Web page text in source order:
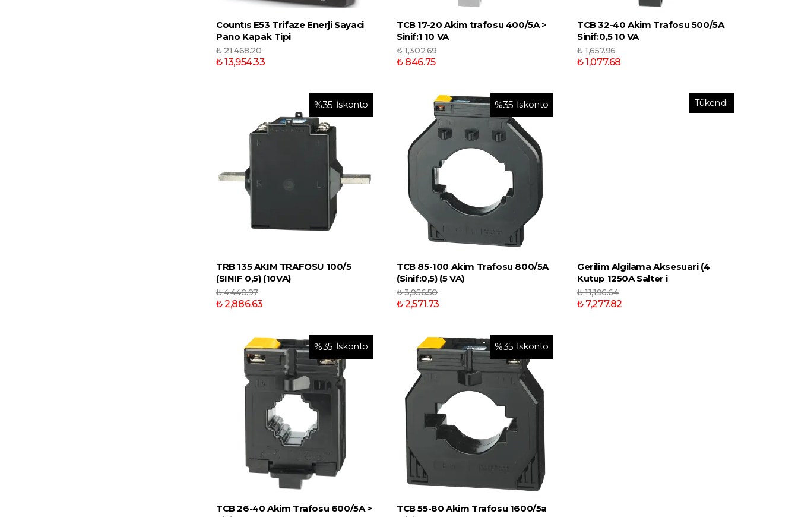
Countıs E53 Trifaze Enerji Sayaci
Pano Kapak Tipi
₺ 21,468.20
₺ 13,954.33
TCB 17-20 Akim trafosu 400/5A >
Sinif:1 10 VA
₺ 1,302.69
₺ 846.75
TCB 32-40 Akim Trafosu 500/5A
Sinif:0,5 10 VA
₺ 1,657.96
₺ 1,077.68
%35 İskonto
TRB 135 AKIM TRAFOSU 100/5
(SINIF 0,5) (10VA)
₺ 4,440.97
₺ 2,886.63
%35 İskonto
TCB 85-100 Akim Trafosu 800/5A
(Sinif:0,5) (5 VA)
₺ 3,956.50
₺ 2,571.73
Tükendi
Gerilim Algilama Aksesuari (4
Kutup 1250A Salter i
₺ 11,196.64
₺ 7,277.82
%35 İskonto
TCB 26-40 Akim Trafosu 600/5A >
%35 İskonto
TCB 55-80 Akim Trafosu 1600/5a